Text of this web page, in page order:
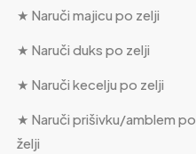
★ Naruči majicu po zelji
★ Naruči duks po zelji
★ Naruči kecelju po zelji
★ Naruči prišivku/amblem po
želji